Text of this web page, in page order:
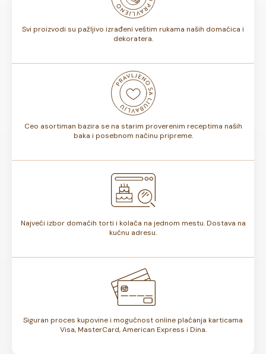
Svi proizvodi su pažljivo izrađeni veštim rukama naših domaćica i
dekoratera.
Ceo asortiman bazira se na starim proverenim receptima naših
baka i posebnom načinu pripreme.
Najveći izbor domaćih torti i kolača na jednom mestu. Dostava na
kućnu adresu.
Siguran proces kupovine i mogućnost online plaćanja karticama
Visa, MasterCard, American Express i Dina.